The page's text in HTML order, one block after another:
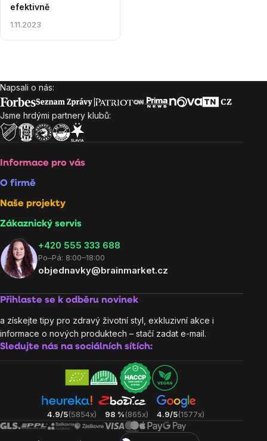
efektivně
1.11.2023
prvky
výpisu
Zápatí
Napsali o nás:
Jsme hrdými partnery klubů:
Informace pro vás
O firmě
Naše projekty
Zákaznický servis
‭+420 555 333 688
Po–Pá: 8:00–18:00
objednavky@brainmarket.cz
Přihlaste se k odběru novinek
a získejte tipy pro zdravý životní styl, exkluzivní akce i
informace o nových produktech – stačí zadat e-mail.
Sledujte nás na sociálních sítích:
4.9/5(5854x) 98 %(865x) 4.9/5(1577x)